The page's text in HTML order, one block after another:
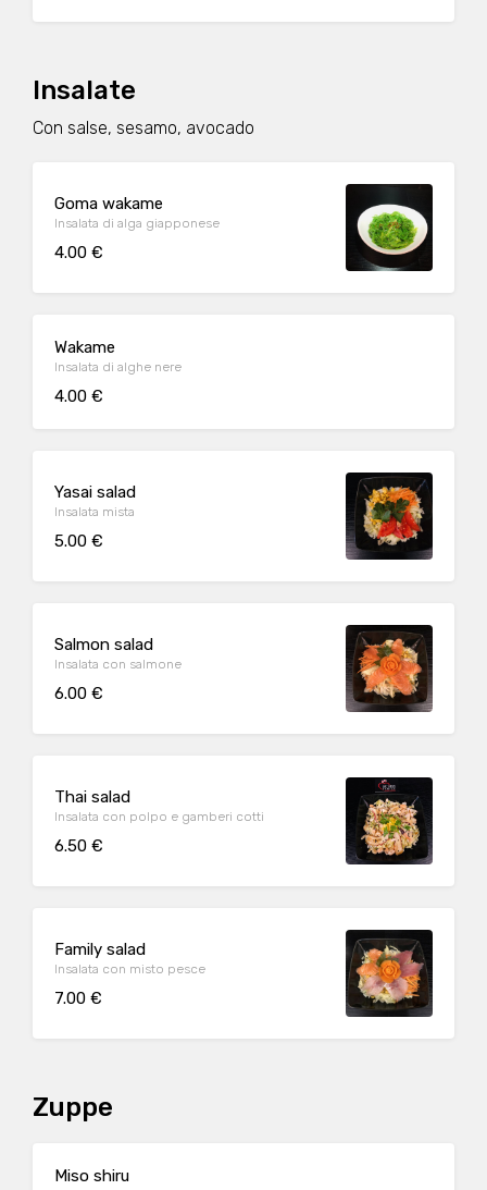
Insalate
Con salse, sesamo, avocado
Goma wakame
Insalata di alga giapponese
4.00 €
Wakame
Insalata di alghe nere
4.00 €
Yasai salad
Insalata mista
5.00 €
Salmon salad
Insalata con salmone
6.00 €
Thai salad
Insalata con polpo e gamberi cotti
6.50 €
Family salad
Insalata con misto pesce
7.00 €
Zuppe
Miso shiru